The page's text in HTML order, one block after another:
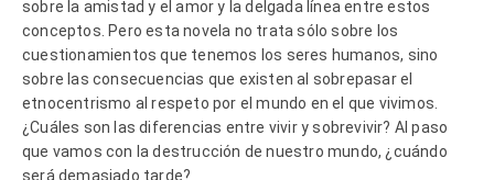
sobre la amistad y el amor y la delgada línea entre estos
conceptos. Pero esta novela no trata sólo sobre los
cuestionamientos que tenemos los seres humanos, sino
sobre las consecuencias que existen al sobrepasar el
etnocentrismo al respeto por el mundo en el que vivimos.
¿Cuáles son las diferencias entre vivir y sobrevivir? Al paso
que vamos con la destrucción de nuestro mundo, ¿cuándo
será demasiado tarde?